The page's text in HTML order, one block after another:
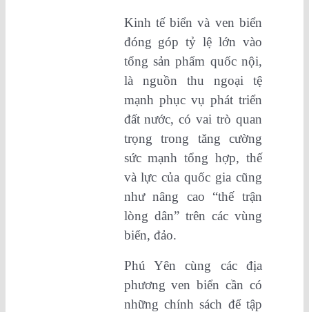
Kinh tế biển và ven biển
đóng góp tỷ lệ lớn vào
tổng sản phẩm quốc nội,
là nguồn thu ngoại tệ
mạnh phục vụ phát triển
đất nước, có vai trò quan
trọng trong tăng cường
sức mạnh tổng hợp, thế
và lực của quốc gia cũng
như nâng cao “thế trận
lòng dân” trên các vùng
biển, đảo.
Phú Yên cùng các địa
phương ven biển cần có
những chính sách để tập